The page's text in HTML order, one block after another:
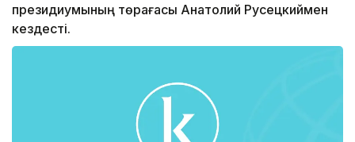
президиумының төрағасы Анатолий Русецкиймен
кездесті.